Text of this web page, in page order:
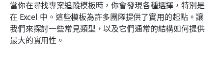
當你在尋找專案追蹤模板時，你會發現各種選擇，特別是
在 Excel 中。這些模板為許多團隊提供了實用的起點。讓
我們來探討一些常見類型，以及它們通常的結構如何提供
最大的實用性。